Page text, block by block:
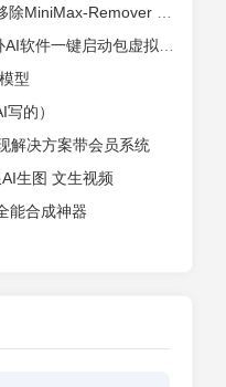
一键启动，无需部署，无需授权 ...
启动包虚拟试衣FashnVtonl.5
型
的）
解决方案带会员系统
生图 文生视频
能合成神器